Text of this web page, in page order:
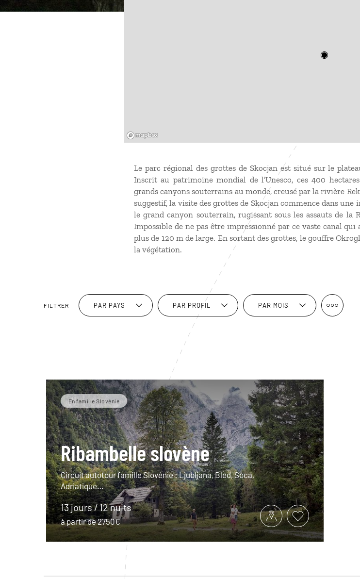
Le parc régional des grottes de Skocjan est situé sur le
Inscrit au patrimoine mondial de l’Unesco, ces 400
grands canyons souterrains au monde, creusé par la rivière
suggestif, la visite des grottes de Skocjan commence dans
le grand canyon souterrain, rugissant sous les assauts de la
Impossible de ne pas être impressionné par ce vaste canal
plus de 120 m de large. En sortant des grottes, le gouffre
la végétation.
FILTRER PAR PAYS PAR PROFIL PAR MOIS
En famille Slovénie
Ribambelle slovène
Circuit autotour famille Slovénie : Ljubljana, Bled, Soca,
Adriatique…
13 jours / 12 nuits
à partir de 2750€